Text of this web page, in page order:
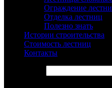
Ограждение
Отделка лестниц
Полезно знать
Истории строительства
Стоимость лестниц
Контакты